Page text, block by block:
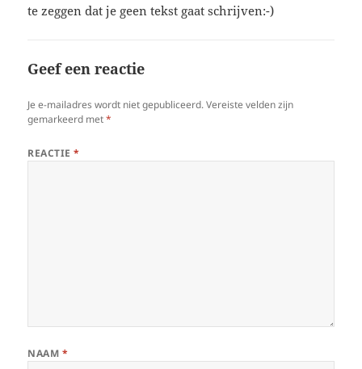
te zeggen dat je geen tekst gaat schrijven:-)
Geef een reactie
Je e-mailadres wordt niet gepubliceerd. Vereiste velden zijn
gemarkeerd met*
REACTIE*
NAAM *